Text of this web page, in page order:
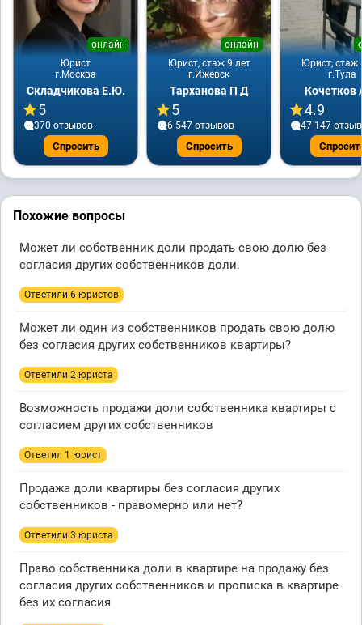
Юрист
онлайн
г.Москва
Складчикова Е.Ю.
5
370 отзывов
Спросить
Юрист, стаж 9 лет
онлайн
г.Ижевск
Тарханова П Д
5
6 547 отзывов
Спросить
Юрист, стаж
г.Тула
Кочетков
4.9
47 147
Похожие вопросы
Может ли собственник доли продать свою долю без
согласия других собственников доли.
Ответили 6 юристов
Может ли один из собственников продать свою долю
без согласия других собственников квартиры?
Ответили 2 юристa
Возможность продажи доли собственника квартиры с
согласием других собственников
Ответил 1 юрист
Продажа доли квартиры без согласия других
собственников - правомерно или нет?
Ответили 3 юристa
Право собственника доли в квартире на продажу без
согласия других собственников и прописка в квартире
без их согласия